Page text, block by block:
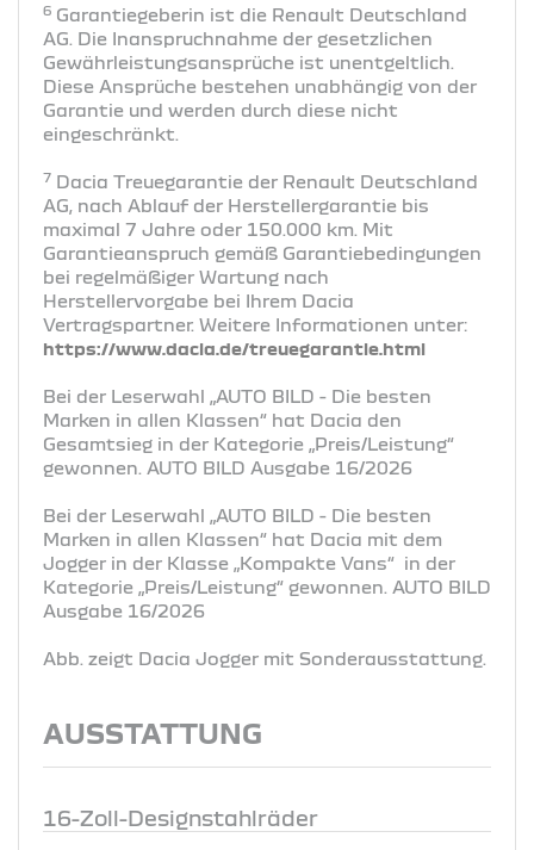
6 Garantiegeberin ist die Renault Deutschland
AG. Die Inanspruchnahme der gesetzlichen
Gewährleistungsansprüche ist unentgeltlich.
Diese Ansprüche bestehen unabhängig von der
Garantie und werden durch diese nicht
eingeschränkt.
7 Dacia Treuegarantie der Renault Deutschland
AG, nach Ablauf der Herstellergarantie bis
maximal 7 Jahre oder 150.000 km. Mit
Garantieanspruch gemäß Garantiebedingungen
bei regelmäßiger Wartung nach
Herstellervorgabe bei Ihrem Dacia
Vertragspartner. Weitere Informationen unter:
https://www.dacia.de/treuegarantie.html
Bei der Leserwahl „AUTO BILD - Die besten
Marken in allen Klassen“ hat Dacia den
Gesamtsieg in der Kategorie „Preis/Leistung“
gewonnen. AUTO BILD Ausgabe 16/2026
Bei der Leserwahl „AUTO BILD - Die besten
Marken in allen Klassen“ hat Dacia mit dem
Jogger in der Klasse „Kompakte Vans“ in der
Kategorie „Preis/Leistung“ gewonnen. AUTO BILD
Ausgabe 16/2026
Abb. zeigt Dacia Jogger mit Sonderausstattung.
AUSSTATTUNG
16-Zoll-Designstahlräder